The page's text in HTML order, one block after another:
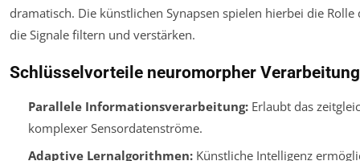
dramatisch. Die künstlichen Synapsen spielen hierbei die
die Signale filtern und verstärken.
Schlüsselvorteile neuromorpher Verarbeitung
Parallele Informationsverarbeitung:Erlaubt das
komplexer Sensordatenströme.
Adaptive Lernalgorithmen:Künstliche Intelligenz